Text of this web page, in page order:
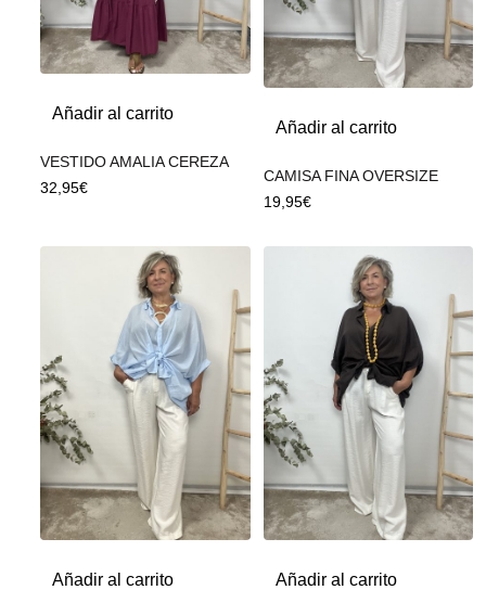
Añadir al carrito
VESTIDO AMALIA CEREZA
32,95€
Añadir al carrito
CAMISA FINA OVERSIZE
19,95€
Añadir al carrito Añadir al carrito